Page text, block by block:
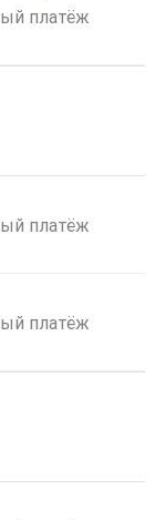
платёж
платёж
платёж